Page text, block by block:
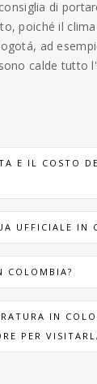
di
poiché il
ad
calde tutto
E IL COSTO
UFFICIALE IN
COLOMBIA?
IN
PER